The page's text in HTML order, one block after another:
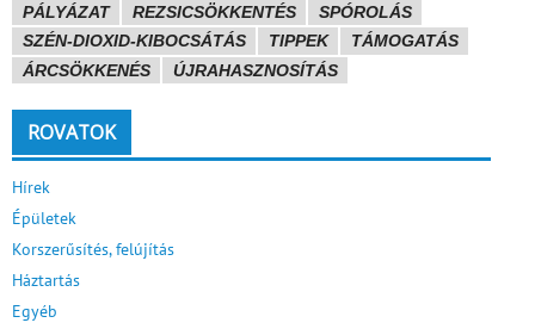
PÁLYÁZAT
REZSICSÖKKENTÉS
SPÓROLÁS
SZÉN-DIOXID-KIBOCSÁTÁS
TIPPEK
TÁMOGATÁS
ÁRCSÖKKENÉS
ÚJRAHASZNOSÍTÁS
ROVATOK
Hírek
Épületek
Korszerűsítés, felújítás
Háztartás
Egyéb